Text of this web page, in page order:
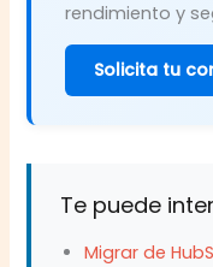
rendimiento y
Solicita tu
Te puede
Migrar de